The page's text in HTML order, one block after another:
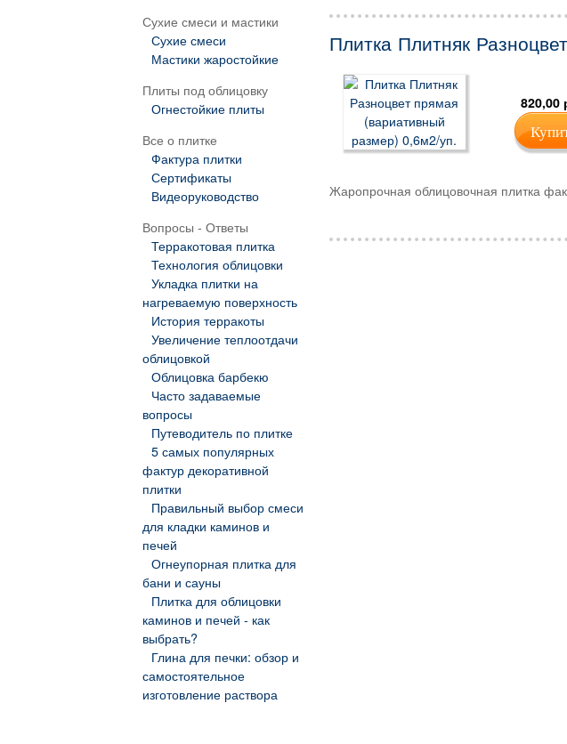
Сухие смеси и мастики
Сухие смеси
Мастики жаростойкие
Плиты под облицовку
Огнестойкие плиты
Все о плитке
Фактура плитки
Сертификаты
Видеоруководство
Вопросы - Ответы
Терракотовая плитка
Технология облицовки
Укладка плитки на
нагреваемую поверхность
История терракоты
Увеличение теплоотдачи
облицовкой
Облицовка барбекю
Часто задаваемые
вопросы
Путеводитель по плитке
5 самых популярных
фактур декоративной
плитки
Правильный выбор смеси
для кладки каминов и
печей
Огнеупорная плитка для
бани и сауны
Плитка для облицовки
каминов и печей - как
выбрать?
Глина для печки: обзор и
самостоятельное
изготовление раствора
Плитка Плитняк
820,00
Жаропрочная облицовочная плитка